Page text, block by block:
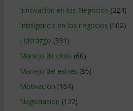
Innovacion en los Negocios (224)
Inteligencia en los negocios (102)
Liderazgo (331)
Manejo de crisis (60)
Manejo del estrés (85)
Motivacion (164)
Negociacion (122)